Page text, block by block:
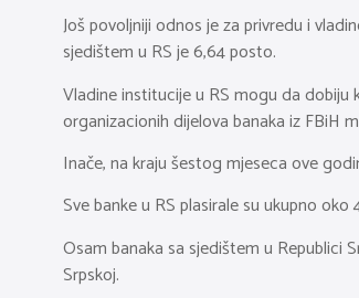
Još povoljniji odnos je za privredu i
sjedištem u RS je 6,64 posto.
Vladine institucije u RS mogu da
organizacionih dijelova banaka iz FBiH
Inače, na kraju šestog mjeseca ove
Sve banke u RS plasirale su ukupno
Osam banaka sa sjedištem u Republici
Srpskoj.